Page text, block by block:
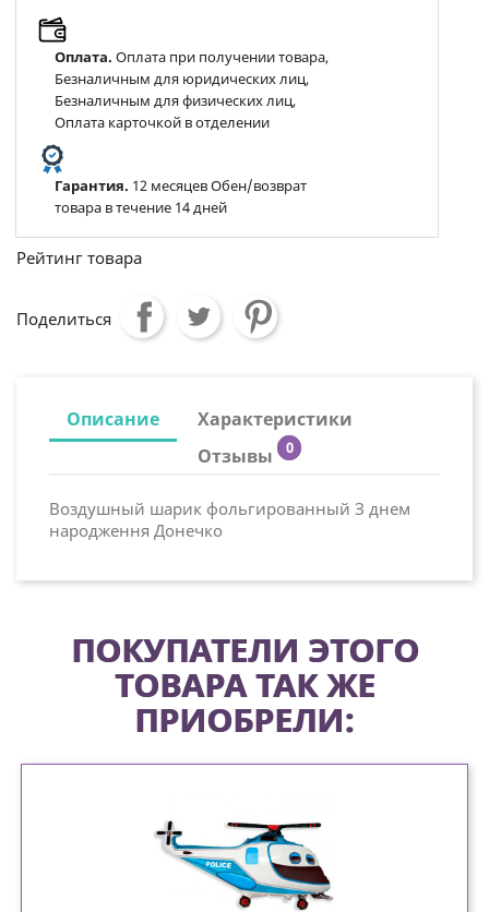
Оплата. Оплата при получении товара,
Безналичным для юридических лиц,
Безналичным для физических лиц,
Оплата карточкой в отделении
Гарантия. 12 месяцев Обен/возврат
товара в течение 14 дней
Рейтинг товара
Поделиться
Описание
Характеристики
Отзывы
0
Воздушный шарик фольгированный З днем
народження Донечко
ПОКУПАТЕЛИ ЭТОГО
ТОВАРА ТАК ЖЕ
ПРИОБРЕЛИ: